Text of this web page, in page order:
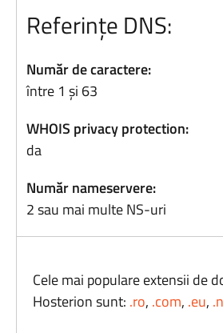
Referințe DNS:
Număr de caractere:
între 1 și 63
WHOIS privacy protection:
da
Număr nameservere:
2 sau mai multe NS-uri
Cele mai populare extensii de
Hosterion sunt: .ro, .com, .eu,